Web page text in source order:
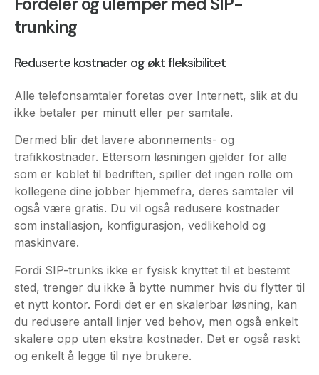
Reduserte kostnader og økt fleksibilitet
ikke betaler per minutt eller per samtale.
trafikkostnader. Ettersom løsningen gjelder for alle
som er koblet til bedriften, spiller det ingen rolle om
kollegene dine jobber hjemmefra, deres samtaler vil
også være gratis. Du vil også redusere kostnader
som installasjon, konfigurasjon, vedlikehold og
maskinvare.
Fordi SIP-trunks ikke er fysisk knyttet til et bestemt
sted, trenger du ikke å bytte nummer hvis du flytter til
et nytt kontor. Fordi det er en skalerbar løsning, kan
du redusere antall linjer ved behov, men også enkelt
skalere opp uten ekstra kostnader. Det er også raskt
og enkelt å legge til nye brukere.
Et annet positivt aspekt er at overgangen til SIP-
trunking ikke er noe som påvirker bedriften eller de
ansatte i seg selv. Ingen vil merke overgangen, men i